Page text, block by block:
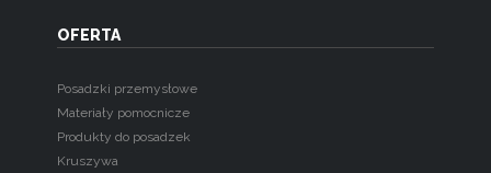
OFERTA
Posadzki przemysłowe
Materiały pomocnicze
Produkty do posadzek
Kruszywa